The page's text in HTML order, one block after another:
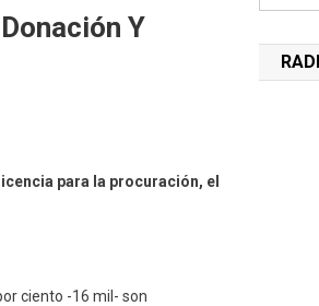
Y
para la procuración, el
ciento -16 mil- son